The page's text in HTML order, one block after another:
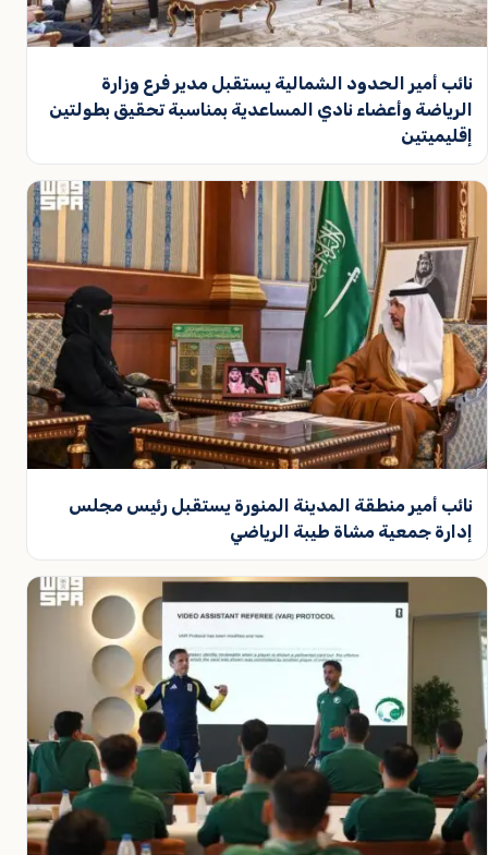
نائب أمير الحدود الشمالية يستقبل مدير فرع وزارة
الرياضة وأعضاء نادي المساعدية بمناسبة تحقيق بطولتين
إقليميتين
نائب أمير منطقة المدينة المنورة يستقبل رئيس مجلس
إدارة جمعية مشاة طيبة الرياضي